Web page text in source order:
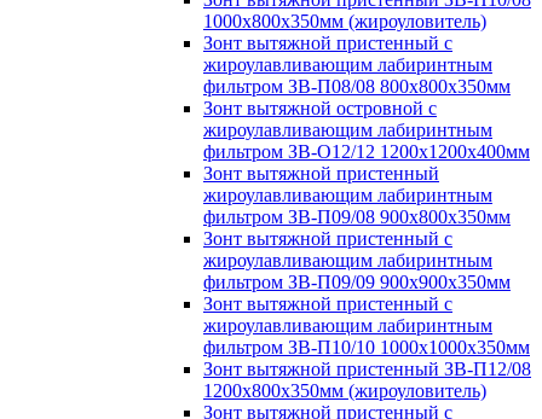
1000х800х350мм (жироуловитель)
Зонт вытяжной пристенный с
жироулавливающим лабиринтным
фильтром ЗВ-П08/08 800х800х350мм
Зонт вытяжной островной с
жироулавливающим лабиринтным
фильтром ЗВ-О12/12 1200х1200х400мм
Зонт вытяжной пристенный
жироулавливающим лабиринтным
фильтром ЗВ-П09/08 900х800х350мм
Зонт вытяжной пристенный с
жироулавливающим лабиринтным
фильтром ЗВ-П09/09 900х900х350мм
Зонт вытяжной пристенный с
жироулавливающим лабиринтным
фильтром ЗВ-П10/10 1000х1000х350мм
Зонт вытяжной пристенный ЗВ-П12/08
1200х800х350мм (жироуловитель)
Зонт вытяжной пристенный с